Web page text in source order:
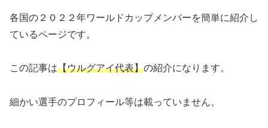
各国の２０２２年ワールドカップメンバーを簡単に紹介し
ているページです。
この記事は【ウルグアイ代表】の紹介になります。
細かい選手のプロフィール等は載っていません。